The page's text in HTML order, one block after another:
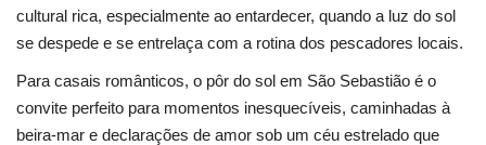
cultural rica, especialmente ao entardecer, quando a luz do sol
se despede e se entrelaça com a rotina dos pescadores locais.
Para casais românticos, o pôr do sol em São Sebastião é o
convite perfeito para momentos inesquecíveis, caminhadas à
beira-mar e declarações de amor sob um céu estrelado que